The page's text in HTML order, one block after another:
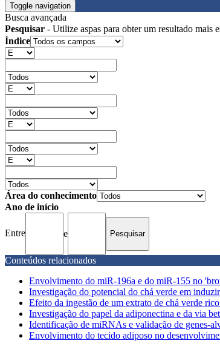
Toggle navigation
Busca avançada
Pesquisar - Utilize aspas para obter um resultado mais
Índice
Área do conhecimento
Ano de início
Entre e
Conteúdos relacionados
Envolvimento do miR-196a e do miR-155 no
Investigação do potencial do chá verde em
Efeito da ingestão de um extrato de chá verde
Investigação do papel da adiponectina e da via
Identificação de miRNAs e validação de genes-
Envolvimento do tecido adiposo no